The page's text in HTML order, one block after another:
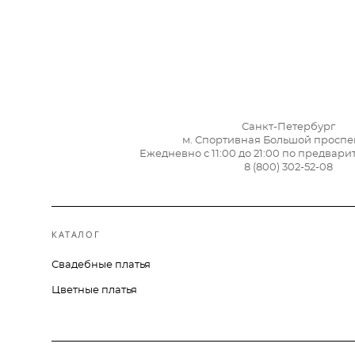
Санкт-Петербург
м. Спортивная Большой
Ежедневно с 11:00 до 21:00 по
8 (800) 302-52-08
КАТАЛОГ
Свадебные платья
Цветные платья